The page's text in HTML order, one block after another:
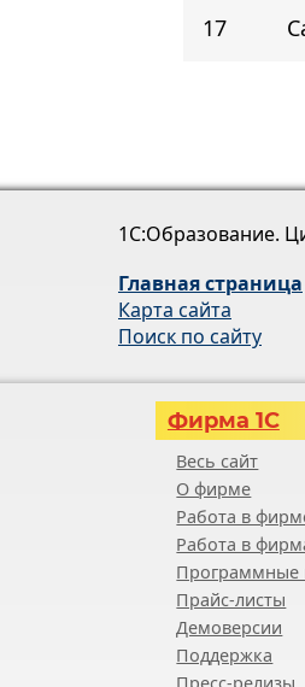
17
1С:Образование.
Главная страница
Карта сайта
Поиск по сайту
Фирма 1С
Весь сайт
О фирме
Работа в
Работа в
Программные
Прайс-листы
Демоверсии
Поддержка